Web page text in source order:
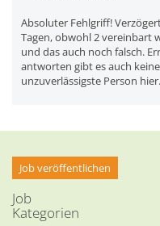
Absoluter Fehlgriff!
Tagen, obwohl 2 vereinbart
und das auch noch falsch.
antworten gibt es auch
unzuverlässigste Person
Job veröffentlichen
Job
Kategorien